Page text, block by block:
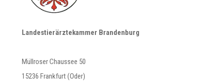
Landestierärztekammer Brandenburg
Müllroser Chaussee 50
15236 Frankfurt (Oder)